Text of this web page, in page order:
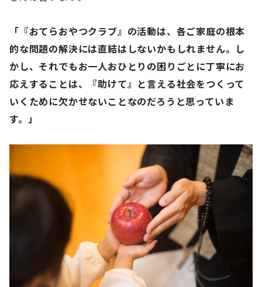
「『おてらおやつクラブ』の活動は、各ご家庭の根本
的な問題の解決には直結はしないかもしれません。し
かし、それでもお一人おひとりの困りごとに丁寧にお
応えすることは、『助けて』と言える社会をつくって
いくために欠かせないことなのだろうと思っていま
す。」